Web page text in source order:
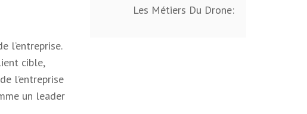
l’entreprise.
cible,
l’entreprise
un leader
Les Métiers Du Drone: